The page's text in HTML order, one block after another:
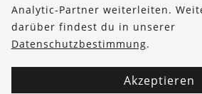
Analytic-Partner weiterleiten.
darüber findest du in unserer
Datenschutzbestimmung.
Akzeptieren